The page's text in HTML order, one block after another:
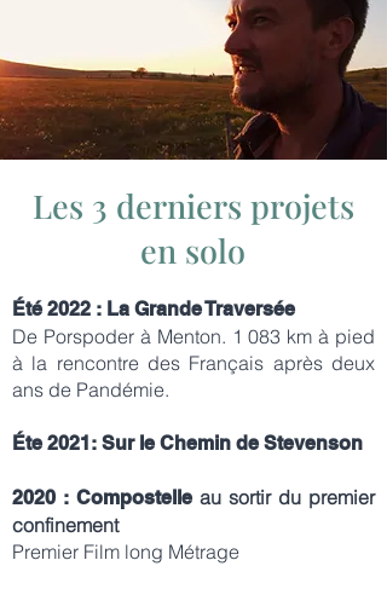
Les 3 derniers projets
en solo
Été 2022 : La Grande Traversée
De Porspoder à Menton. 1 083 km à pied
à la rencontre des Français après deux
ans de Pandémie.
Éte 2021: Sur le Chemin de Stevenson
2020 : Compostelle au sortir du premier
confinement
Premier Film long Métrage